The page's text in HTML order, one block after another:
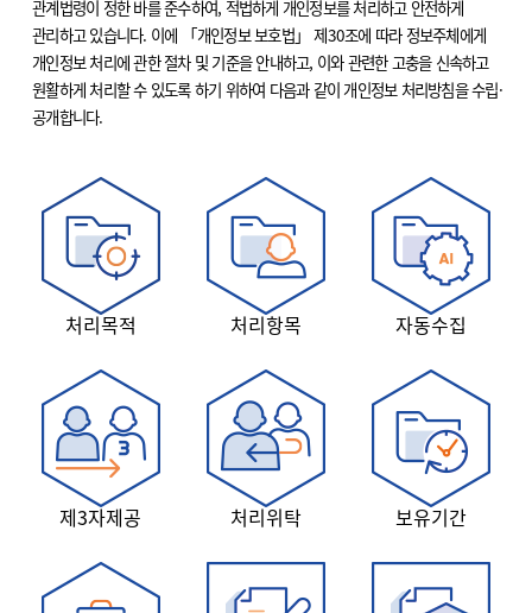
관계법령이 정한 바를 준수하여, 적법하게 개인정보를 처리하고 안전하게
관리하고 있습니다. 이에 「개인정보 보호법」 제30조에 따라 정보주체에게
개인정보 처리에 관한 절차 및 기준을 안내하고, 이와 관련한 고충을 신속하고
원활하게 처리할 수 있도록 하기 위하여 다음과 같이 개인정보 처리방침을 수립·
공개합니다.
처리목적 처리항목 자동수집
제3자제공 처리위탁 보유기간